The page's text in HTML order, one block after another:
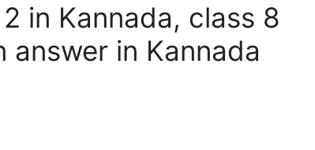
in Kannada, class 8
in Kannada